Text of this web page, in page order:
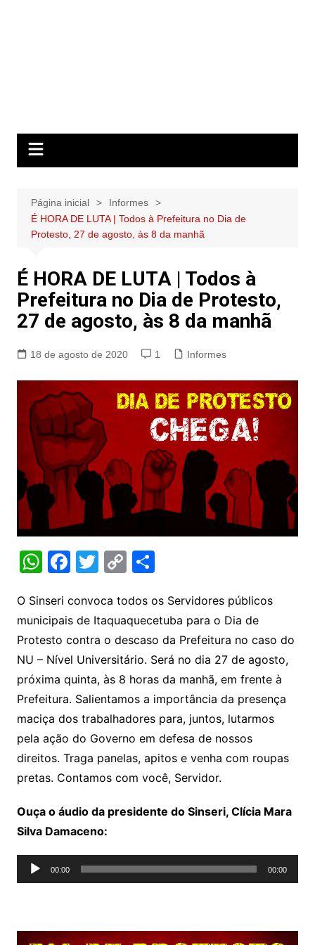
Página inicial
Informes
É HORA DE LUTA | Todos à Prefeitura no Dia de
Protesto, 27 de agosto, às 8 da manhã
É HORA DE LUTA | Todos à
Prefeitura no Dia de Protesto,
27 de agosto, às 8 da manhã
18 de agosto de 2020 1 Informes
W
at
s
A
p
p
F
c
e
b
o
o
k
T
itt
er
C
p
y
Li
n
k
S
ar
e
O Sinseri convoca todos os Servidores públicos
municipais de Itaquaquecetuba para o Dia de
Protesto contra o descaso da Prefeitura no caso do
NU – Nível Universitário. Será no dia 27 de agosto,
próxima quinta, às 8 horas da manhã, em frente à
Prefeitura. Salientamos a importância da presença
maciça dos trabalhadores para, juntos, lutarmos
pela ação do Governo em defesa de nossos
direitos. Traga panelas, apitos e venha com roupas
pretas. Contamos com você, Servidor.
Ouça o áudio da presidente do Sinseri, Clícia Mara
Silva Damaceno:
Tocador
de
00:00 00:00